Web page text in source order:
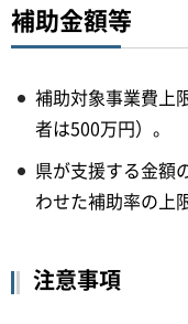
補助金額等
補助対象事業費上
者は500万円）。
県が支援する金額
わせた補助率の上
注意事項